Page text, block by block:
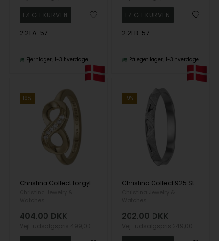
2.21.A-57
Fjernlager 1-3 hverdage
2.21.B-57
På eget lager 1-3 hverdage
19%
Christina Collect forgyldt sølv Eternity lækker forgyldt sølvring med evigheds tegn og 6 stk ægte hvide topaser, ring str 57
404,00 DKK
19%
Christina Collect 925 Sterling sølv Mountains enkel fingerring med mønster og to overflader, ring str 57
202,00 DKK